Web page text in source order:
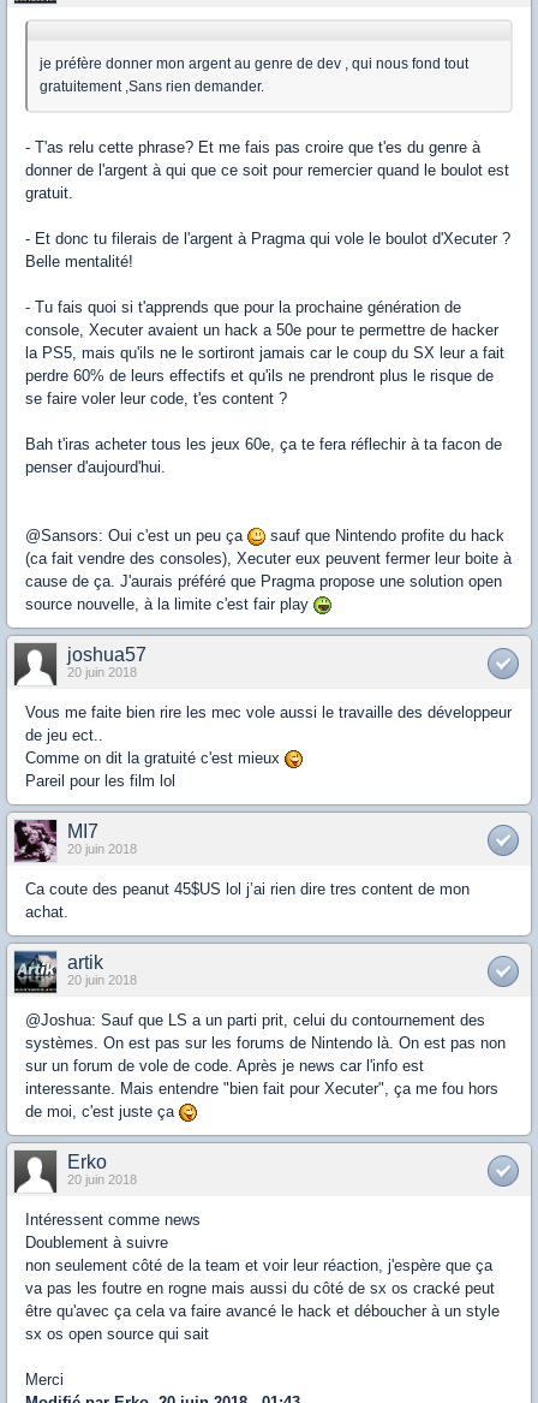
je préfère donner mon argent au genre de dev , qui nous fond tout
gratuitement ,Sans rien demander.
- T'as relu cette phrase? Et me fais pas croire que t'es du genre à
donner de l'argent à qui que ce soit pour remercier quand le boulot est
gratuit.
- Et donc tu filerais de l'argent à Pragma qui vole le boulot d'Xecuter ?
Belle mentalité!
- Tu fais quoi si t'apprends que pour la prochaine génération de
console, Xecuter avaient un hack a 50e pour te permettre de hacker
la PS5, mais qu'ils ne le sortiront jamais car le coup du SX leur a fait
perdre 60% de leurs effectifs et qu'ils ne prendront plus le risque de
se faire voler leur code, t'es content ?
Bah t'iras acheter tous les jeux 60e, ça te fera réflechir à ta facon de
penser d'aujourd'hui.
@Sansors: Oui c'est un peu ça
sauf que Nintendo profite du hack
(ca fait vendre des consoles), Xecuter eux peuvent fermer leur boite à
cause de ça. J'aurais préféré que Pragma propose une solution open
source nouvelle, à la limite c'est fair play
joshua57
20 juin 2018
Vous me faite bien rire les mec vole aussi le travaille des développeur
de jeu ect..
Comme on dit la gratuité c'est mieux
Pareil pour les film lol
MI7
20 juin 2018
Ca coute des peanut 45$US lol j’ai rien dire tres content de mon
achat.
artik
20 juin 2018
@Joshua: Sauf que LS a un parti prit, celui du contournement des
systèmes. On est pas sur les forums de Nintendo là. On est pas non
sur un forum de vole de code. Après je news car l'info est
interessante. Mais entendre "bien fait pour Xecuter", ça me fou hors
de moi, c'est juste ça
Erko
20 juin 2018
Intéressent comme news
Doublement à suivre
non seulement côté de la team et voir leur réaction, j'espère que ça
va pas les foutre en rogne mais aussi du côté de sx os cracké peut
être qu'avec ça cela va faire avancé le hack et déboucher à un style
sx os open source qui sait
Merci